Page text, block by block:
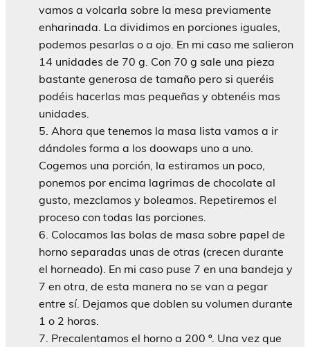
vamos a volcarla sobre la mesa previamente
enharinada. La dividimos en porciones iguales,
podemos pesarlas o a ojo. En mi caso me salieron
14 unidades de 70 g. Con 70 g sale una pieza
bastante generosa de tamaño pero si queréis
podéis hacerlas mas pequeñas y obtenéis mas
unidades.
Ahora que tenemos la masa lista vamos a ir
dándoles forma a los doowaps uno a uno.
Cogemos una porción, la estiramos un poco,
ponemos por encima lagrimas de chocolate al
gusto, mezclamos y boleamos. Repetiremos el
proceso con todas las porciones.
Colocamos las bolas de masa sobre papel de
horno separadas unas de otras (crecen durante
el horneado). En mi caso puse 7 en una bandeja y
7 en otra, de esta manera no se van a pegar
entre sí. Dejamos que doblen su volumen durante
1 o 2 horas.
Precalentamos el horno a 200 º. Una vez que